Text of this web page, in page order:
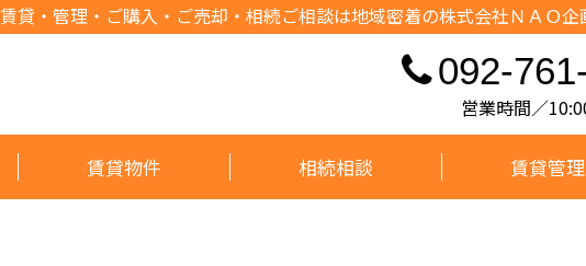
貸・管理・ご購入・ご売却・相続ご相談は地域密着の株式会社ＮＡＯ企
092-
営業時間／
賃貸物件 相続相談 賃貸管理